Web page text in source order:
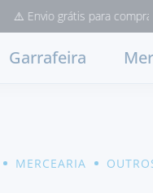
grátis para compras >
Garrafeira
MERCEARIA